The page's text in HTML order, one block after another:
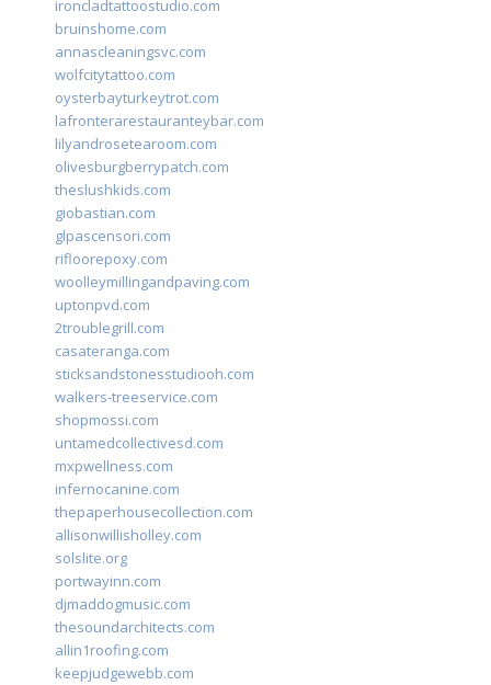
ironcladtattoostudio.com
bruinshome.com
annascleaningsvc.com
wolfcitytattoo.com
oysterbayturkeytrot.com
lafronterarestauranteybar.com
lilyandrosetearoom.com
olivesburgberrypatch.com
theslushkids.com
giobastian.com
glpascensori.com
rifloorepoxy.com
woolleymillingandpaving.com
uptonpvd.com
2troublegrill.com
casateranga.com
sticksandstonesstudiooh.com
walkers-treeservice.com
shopmossi.com
untamedcollectivesd.com
mxpwellness.com
infernocanine.com
thepaperhousecollection.com
allisonwillisholley.com
solslite.org
portwayinn.com
djmaddogmusic.com
thesoundarchitects.com
allin1roofing.com
keepjudgewebb.com